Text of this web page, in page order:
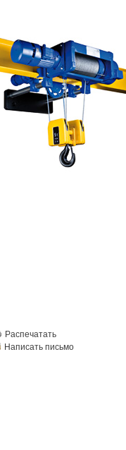
Распечатать
Написать письмо